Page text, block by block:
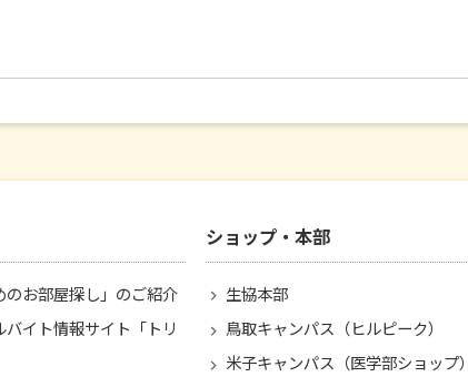
のお部屋探し」のご紹介
イト情報サイト「トリ
ショップ・本部
生協本部
鳥取キャンパス（ヒルピーク）
米子キャンパス（医学部ショップ）